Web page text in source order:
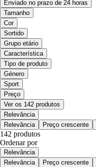
Enviado no prazo de 24 horas
Tamanho
Cor
Sortido
Grupo etário
Característica
Tipo de produto
Género
Sport
Preço
Ver os 142 produtos
Relevância
Relevância
Preço crescente
142 produtos
Ordenar por
Relevância
Relevância
Preço crescente